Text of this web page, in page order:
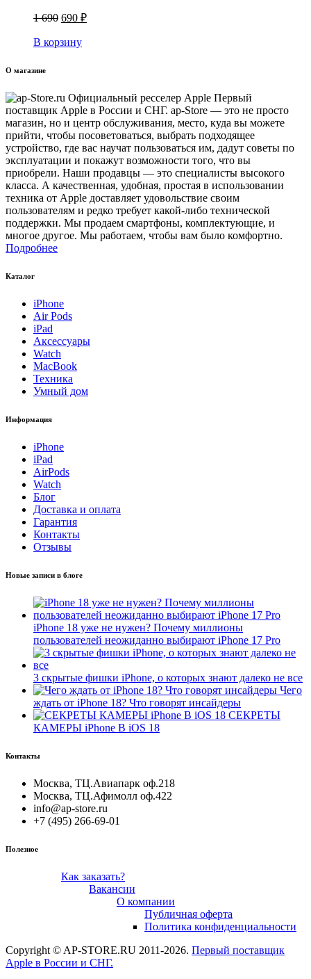
1 690 690 ₽
В корзину
О магазине
Первый
поставщик Apple в России и СНГ. ap-Store — это не просто
магазин, но и центр обслуживания, место, куда вы можете
прийти, чтобы посоветоваться, выбрать подходящее
устройство, где вас научат пользоваться им, дадут советы по
эксплуатации и покажут возможности того, что вы
приобрели. Наши продавцы — это специалисты высокого
класса. А качественная, удобная, простая в использовании
техника от Apple доставляет удовольствие своим
пользователям и редко требует какой-либо технической
поддержки. Мы продаем смартфоны, комплектующие, и
многое другое. Мы работаем, чтобы вам было комфортно.
Подробнее
Каталог
iPhone
Air Pods
iPad
Аксессуары
Watch
MacBook
Техника
Умный дом
Информация
iPhone
iPad
AirPods
Watch
Блог
Доставка и оплата
Гарантия
Контакты
Отзывы
Новые записи в блоге
iPhone 18 уже не нужен? Почему миллионы
пользователей неожиданно выбирают iPhone 17 Pro
3 скрытые фишки iPhone, о которых знают далеко не все
Чего
ждать от iPhone 18? Что говорят инсайдеры
СЕКРЕТЫ
КАМЕРЫ iPhone В iOS 18
Контакты
Москва, ТЦ.Авиапарк оф.218
Москва, ТЦ.Афимолл оф.422
info@ap-store.ru
+7 (495) 266-69-01
Полезное
Как заказать?
Вакансии
О компании
Публичная оферта
Политика конфиденциальности
Copyright © AP-STORE.RU 2011-2026. Первый поставщик
Apple в России и СНГ.